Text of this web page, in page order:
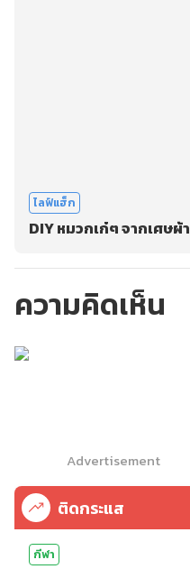
ไลฟ์แฮ็ก
DIY หมวกเก๋ๆ จากเศษผ้า
ความคิดเห็น
Advertisement
ติดกระแส
กีฬา